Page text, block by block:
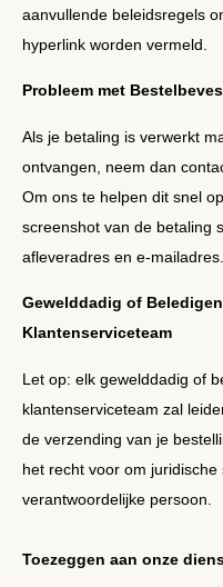
aanvullende beleidsregels
hyperlink worden vermeld.
Probleem met
Als je betaling is verwerkt
ontvangen, neem dan
Om ons te helpen dit snel
screenshot van de betaling
afleveradres en e-mailadres.
Gewelddadig of
Klantenserviceteam
Let op: elk gewelddadig of
klantenserviceteam zal
de verzending van je
het recht voor om
verantwoordelijke persoon.
Toezeggen aan onze